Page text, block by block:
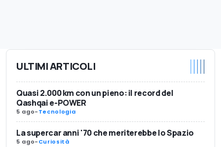
ULTIMI ARTICOLI
Quasi 2.000 km con un pieno: il record del
Qashqai e-POWER
5 ago-Tecnologia
La supercar anni '70 che meriterebbe lo Spazio
5 ago-Curiosità